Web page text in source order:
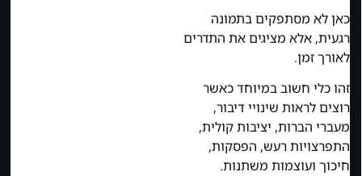
כאן לא מסתפקים בתמונה
רגעית, אלא מציגים את התדרים
לאורך זמן.
זהו כלי חשוב במיוחד כאשר
רוצים לראות שינויי דיבור,
מעברי הברות, יציבות קולית,
התפרצויות רעש, הפסקות,
חיכוך ועוצמות משתנות.